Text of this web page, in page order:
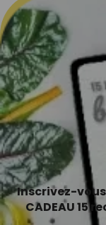
Inscrivez-
CADEAU 15